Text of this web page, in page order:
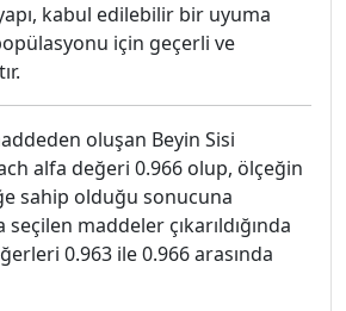
kabul edilebilir bir uyuma
için geçerli ve
oluşan Beyin Sisi
alfa değeri 0.966 olup, ölçeğin
sahip olduğu sonucuna
seçilen maddeler çıkarıldığında
0.963 ile 0.966 arasında